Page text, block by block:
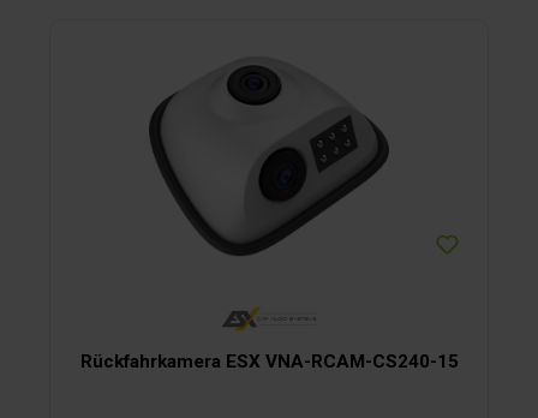
Rückfahrkamera ESX VNA-RCAM-CS240-15